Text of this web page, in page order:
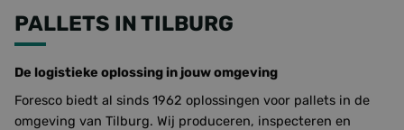
PALLETS IN TILBURG
De logistieke oplossing in jouw omgeving
Foresco biedt al sinds 1962 oplossingen voor pallets in de
omgeving van Tilburg. Wij produceren, inspecteren en